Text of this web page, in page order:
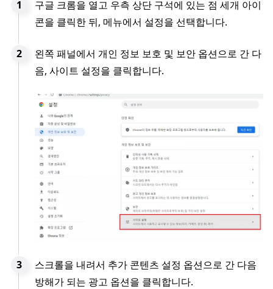
구글 크롬을 열고 우측 상단 구석에 있는 점 세개 아이
콘을 클릭한 뒤, 메뉴에서 설정을 선택합니다.
왼쪽 패널에서 개인 정보 보호 및 보안 옵션으로 간 다
음, 사이트 설정을 클릭합니다.
스크롤을 내려서 추가 콘텐츠 설정 옵션으로 간 다음
방해가 되는 광고 옵션을 클릭합니다.